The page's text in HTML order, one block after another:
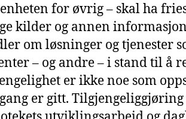
for øvrig – skal ha
kilder og annen
om løsninger og tjenester
– og andre – i stand til å
er ikke noe som
er gitt.